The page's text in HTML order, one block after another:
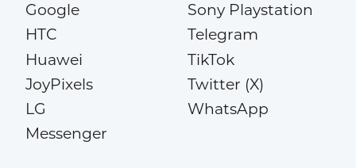
Google
HTC
Huawei
JoyPixels
LG
Messenger
Sony Playstation
Telegram
TikTok
Twitter (X)
WhatsApp